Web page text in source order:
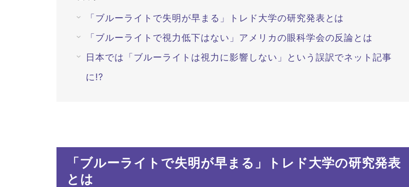
「ブルーライトで失明が早まる」トレド大学の研究発表とは
「ブルーライトで視力低下はない」アメリカの眼科学会の反論とは
日本では「ブルーライトは視力に影響しない」という誤訳でネット記事
に!?
「ブルーライトで失明が早まる」トレド大学の研究発表
とは